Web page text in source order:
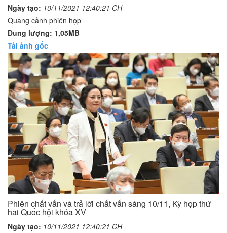
Ngày tạo: 10/11/2021 12:40:21 CH
Quang cảnh phiên họp
Dung lượng: 1,05MB
Tải ảnh gốc
Phiên chất vấn và trả lời chất vấn sáng 10/11, Kỳ họp thứ
hai Quốc hội khóa XV
Ngày tạo: 10/11/2021 12:40:21 CH